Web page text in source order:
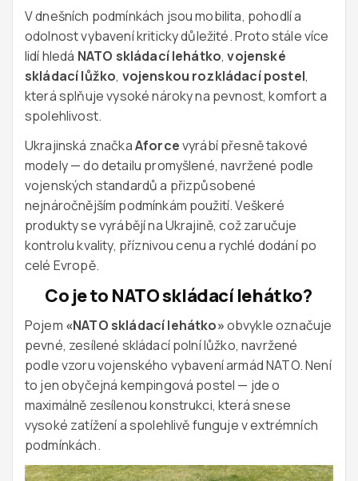
V dnešních podmínkách jsou mobilita, pohodlí a
odolnost vybavení kriticky důležité. Proto stále více
lidí hledá NATO skládací lehátko,vojenské
skládací lůžko, vojenskou rozkládací postel,
která splňuje vysoké nároky na pevnost, komfort a
spolehlivost.
Ukrajinská značkaAforcevyrábí přesně takové
modely — do detailu promyšlené, navržené podle
vojenských standardů a přizpůsobené
nejnáročnějším podmínkám použití. Veškeré
produkty se vyrábějí na Ukrajině, což zaručuje
kontrolu kvality, příznivou cenu a rychlé dodání po
celé Evropě.
Co je to NATO skládací lehátko?
Pojem «NATO skládací lehátko»obvykle označuje
pevné, zesílené skládací polní lůžko, navržené
podle vzoru vojenského vybavení armád NATO. Není
to jen obyčejná kempingová postel — jde o
maximálně zesílenou konstrukci, která snese
vysoké zatížení a spolehlivě funguje v extrémních
podmínkách.